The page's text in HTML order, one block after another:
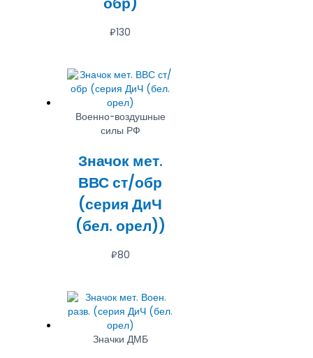
₽130
Военно-воздушные
силы РФ
Значок мет.
ВВС ст/обр
(серия ДиЧ
(бел. орел))
₽80
Значки ДМБ